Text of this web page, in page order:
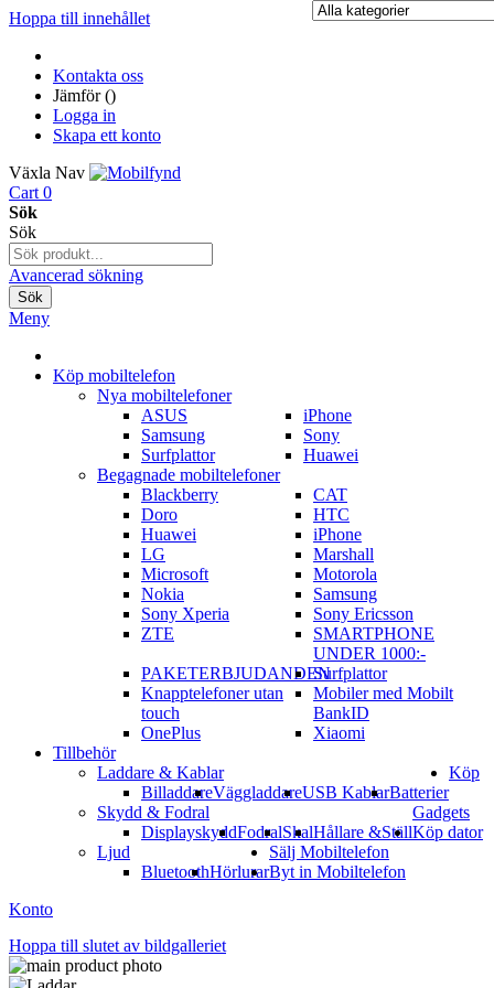
Hoppa till innehållet
Kontakta oss
Jämför ()
Logga in
Skapa ett konto
Växla Nav
Cart 0
Sök
Sök
Avancerad sökning
Sök
Meny
Köp mobiltelefon
Nya mobiltelefoner
ASUS
iPhone
Samsung
Sony
Surfplattor
Huawei
Begagnade mobiltelefoner
Blackberry
CAT
Doro
HTC
Huawei
iPhone
LG
Marshall
Microsoft
Motorola
Nokia
Samsung
Sony Xperia
Sony Ericsson
ZTE
SMARTPHONE
UNDER 1000:-
PAKETERBJUDANDENSurfplattor
Knapptelefoner utan
touch
Mobiler med Mobilt
BankID
OnePlus
Xiaomi
Tillbehör
Laddare & Kablar
BilladdareVäggladdareUSB KablarBatterier
Skydd & Fodral
DisplayskyddFodralSkalHållare &Ställ
Ljud
BluetoothHörlurar
Köp
Gadgets
Köp dator
Sälj Mobiltelefon
Byt in Mobiltelefon
Konto
Hoppa till slutet av bildgalleriet